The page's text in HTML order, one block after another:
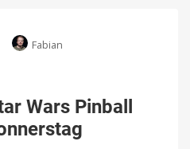
Fabian
Wars Pinball